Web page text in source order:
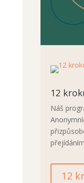
12
Náš
12